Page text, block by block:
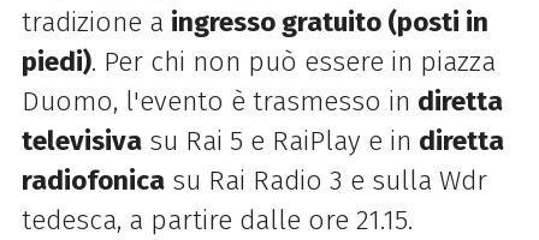
tradizione a ingresso gratuito (posti in
piedi). Per chi non può essere in piazza
Duomo, l'evento è trasmesso in diretta
televisivasu Rai 5 e RaiPlay e in diretta
radiofonicasu Rai Radio 3 e sulla Wdr
tedesca, a partire dalle ore 21.15.